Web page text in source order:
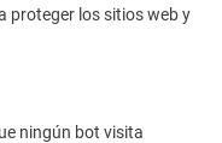
proteger los sitios web y
ningún bot visita